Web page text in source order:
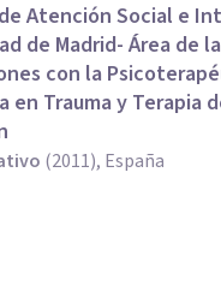
Atención Social e
de Madrid- Área de
con la
en Trauma y Terapia
(2011), España